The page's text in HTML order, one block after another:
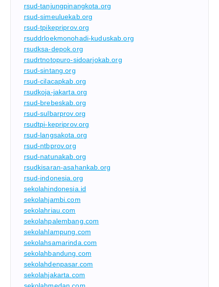
rsud-tanjungpinangkota.org
rsud-simeuluekab.org
rsud-tpikepriprov.org
rsuddrloekmonohadi-kuduskab.org
rsudksa-depok.org
rsudrtnotopuro-sidoarjokab.org
rsud-sintang.org
rsud-cilacapkab.org
rsudkoja-jakarta.org
rsud-brebeskab.org
rsud-sulbarprov.org
rsudtpi-kepriprov.org
rsud-langsakota.org
rsud-ntbprov.org
rsud-natunakab.org
rsudkisaran-asahankab.org
rsud-indonesia.org
sekolahindonesia.id
sekolahjambi.com
sekolahriau.com
sekolahpalembang.com
sekolahlampung.com
sekolahsamarinda.com
sekolahbandung.com
sekolahdenpasar.com
sekolahjakarta.com